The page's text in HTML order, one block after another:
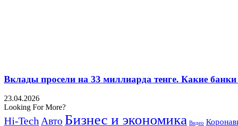
Вклады просели на 33 миллиарда тенге. Какие банки
23.04.2026
Looking For More?
Hi-Tech Авто Бизнес и экономика Видео